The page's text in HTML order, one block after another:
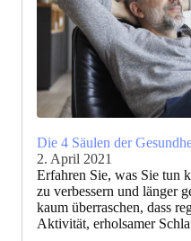
Die 4 Säulen der
2. April 2021
Erfahren Sie, was Sie tun
zu verbessern und länger
kaum überraschen, dass
Aktivität, erholsamer